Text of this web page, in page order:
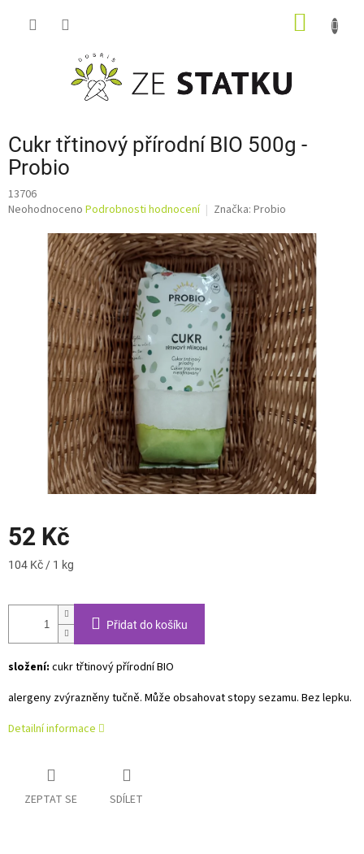
Cukr třtinový přírodní BIO 500g -
Probio
13706
Průměrné
produktu
hvězdiček.
Neohodnoceno Podrobnosti hodnocení Značka: Probio
52 Kč
Měrná
104 Kč / 1 kg
Přidat do košíku
složení: cukr třtinový přírodní BIO
alergeny zvýrazněny tučně. Může obsahovat stopy sezamu. Bez lepku.
Detailní informace
ZEPTAT SE SDÍLET